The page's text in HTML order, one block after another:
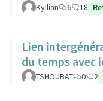
Kyllian 6 18
Lien
du temps avec
TSHOUBAT 0 2